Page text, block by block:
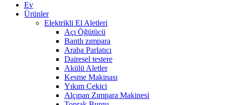
Ev
Ürünler
Elektrikli El Aletleri
Açı Öğütücü
Bantlı zımpara
Araba Parlatıcı
Dairesel testere
Akülü Aletler
Kesme Makinası
Yıkım Çekici
Alçıpan Zımpara Makinesi